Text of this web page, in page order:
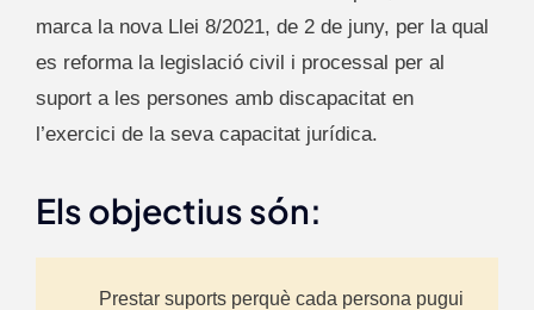
marca la nova Llei 8/2021, de 2 de juny, per la qual
es reforma la legislació civil i processal per al
suport a les persones amb discapacitat en
l’exercici de la seva capacitat jurídica.
Els objectius són:
Prestar suports perquè cada persona pugui